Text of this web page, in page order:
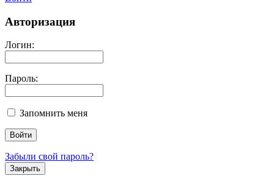
Авторизация
Логин:
Пароль:
Запомнить меня
Забыли свой пароль?
Закрыть